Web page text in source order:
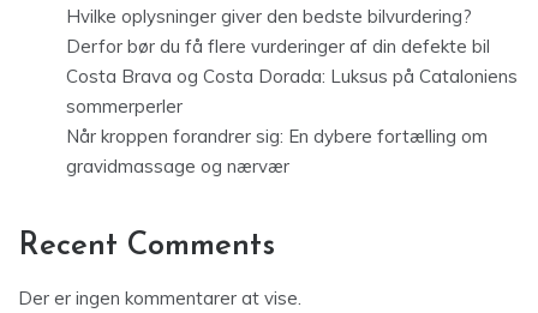
Hvilke oplysninger giver den bedste bilvurdering?
Derfor bør du få flere vurderinger af din defekte bil
Costa Brava og Costa Dorada: Luksus på Cataloniens
sommerperler
Når kroppen forandrer sig: En dybere fortælling om
gravidmassage og nærvær
Recent Comments
Der er ingen kommentarer at vise.